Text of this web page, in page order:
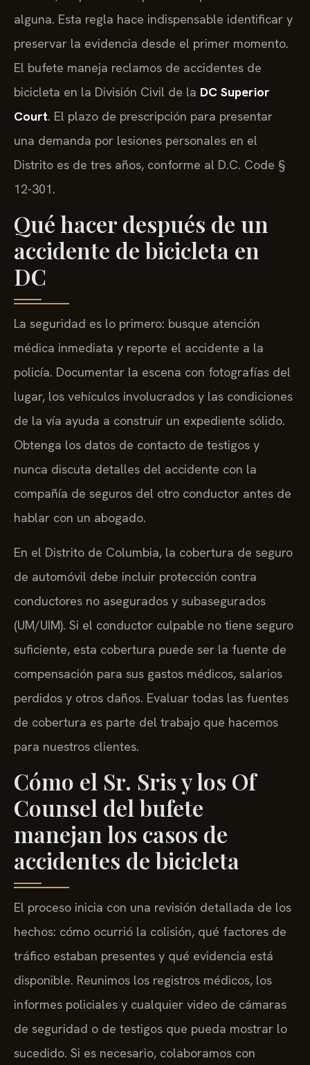
alguna. Esta regla hace indispensable identificar y
preservar la evidencia desde el primer momento.
El bufete maneja reclamos de accidentes de
bicicleta en la División Civil de la DC Superior
Court. El plazo de prescripción para presentar
una demanda por lesiones personales en el
Distrito es de tres años, conforme al D.C. Code §
12-301.
Qué hacer después de un
accidente de bicicleta en
DC
La seguridad es lo primero: busque atención
médica inmediata y reporte el accidente a la
policía. Documentar la escena con fotografías del
lugar, los vehículos involucrados y las condiciones
de la vía ayuda a construir un expediente sólido.
Obtenga los datos de contacto de testigos y
nunca discuta detalles del accidente con la
compañía de seguros del otro conductor antes de
hablar con un abogado.
En el Distrito de Columbia, la cobertura de seguro
de automóvil debe incluir protección contra
conductores no asegurados y subasegurados
(UM/UIM). Si el conductor culpable no tiene seguro
suficiente, esta cobertura puede ser la fuente de
compensación para sus gastos médicos, salarios
perdidos y otros daños. Evaluar todas las fuentes
de cobertura es parte del trabajo que hacemos
para nuestros clientes.
Cómo el Sr. Sris y los Of
Counsel del bufete
manejan los casos de
accidentes de bicicleta
El proceso inicia con una revisión detallada de los
hechos: cómo ocurrió la colisión, qué factores de
tráfico estaban presentes y qué evidencia está
disponible. Reunimos los registros médicos, los
informes policiales y cualquier video de cámaras
de seguridad o de testigos que pueda mostrar lo
sucedido. Si es necesario, colaboramos con